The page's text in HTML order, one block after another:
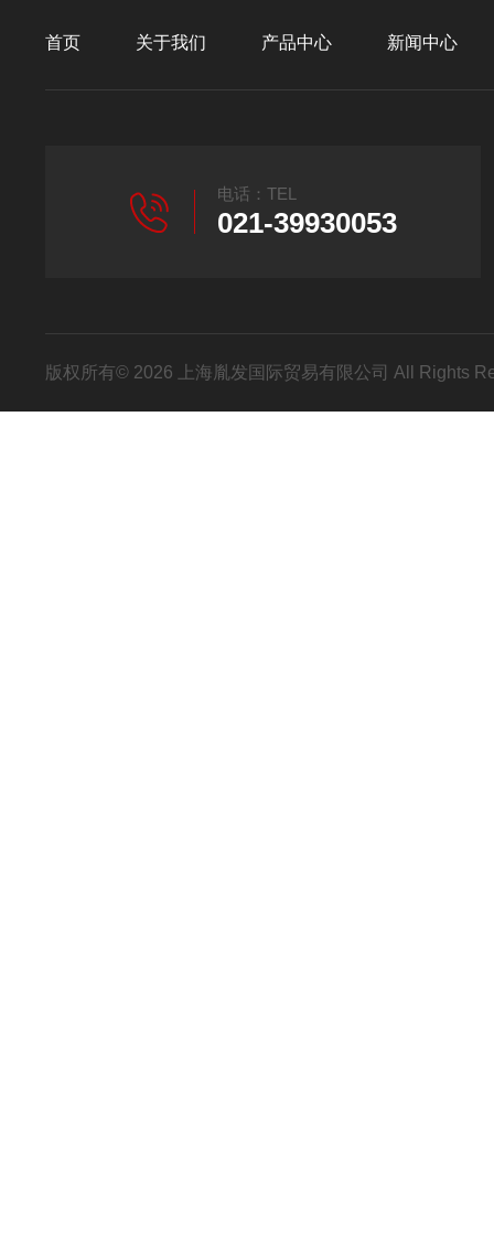
首页 关于我们 产品中心 新闻中心
电话：TEL
021-39930053
版权所有© 2026 上海胤发国际贸易有限公司 All Rights